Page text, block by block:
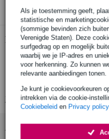
Als je toestemming geeft,
statistische en
(sommige bevinden zich
Verenigde Staten). Deze
surfgedrag op en mogelijk
waarbij we je IP-adres en
voor herkenning. Zo kunnen
relevante aanbiedingen tonen.
Je kunt je cookievoorkeuren
intrekken via de cookie-
Cookiebeleid en Privacy policy
Productinformatie
lijnkabel voor EK-zenders
3,5 mm mini jack
Bekijk alle productspecificaties
Accessoires (1)